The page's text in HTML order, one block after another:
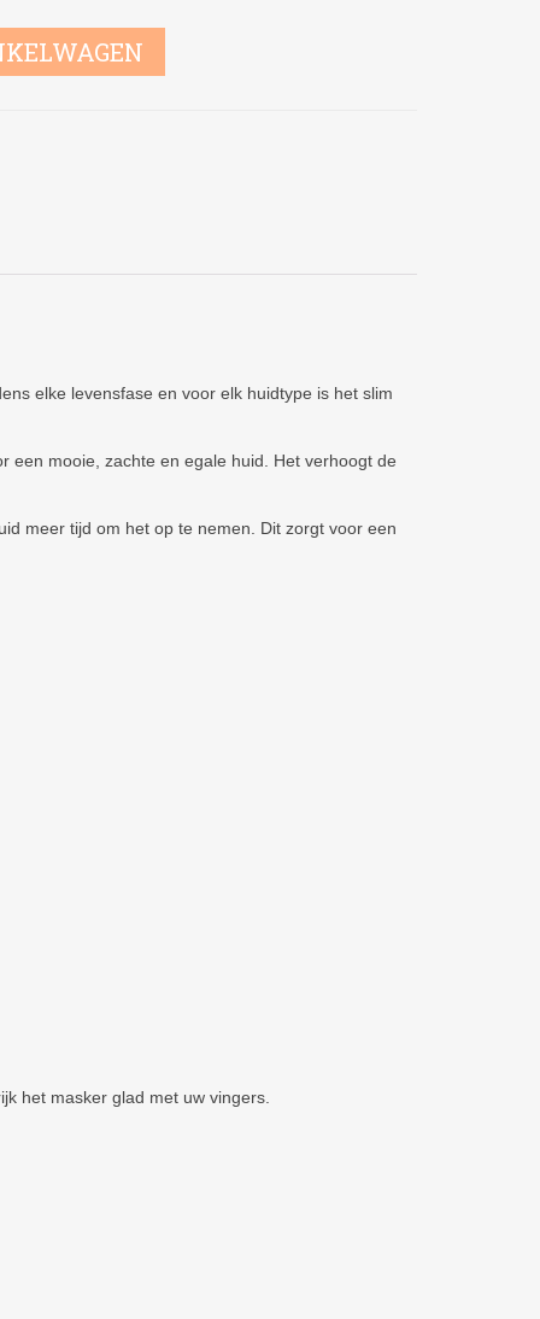
elke levensfase en voor elk huidtype is het slim
een mooie, zachte en egale huid. Het verhoogt de
meer tijd om het op te nemen. Dit zorgt voor een
het masker glad met uw vingers.